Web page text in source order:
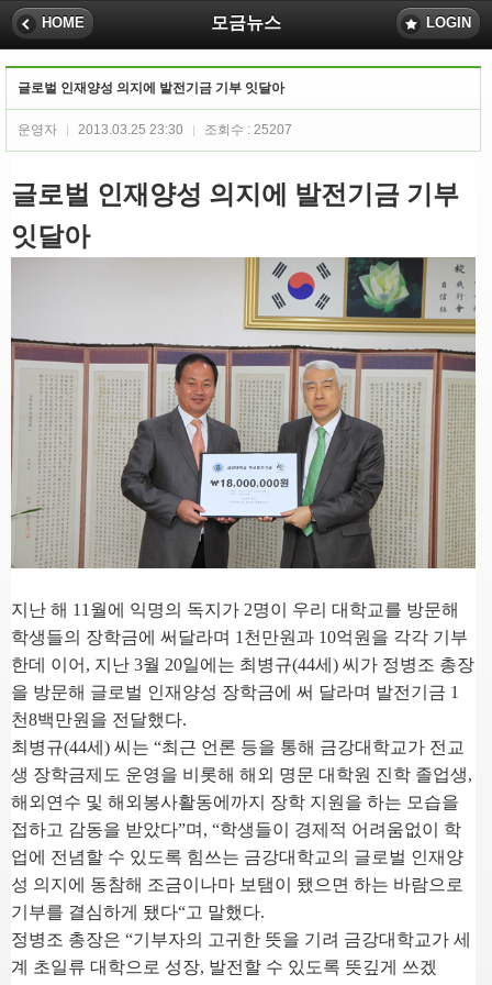
HOME 모금뉴스 LOGIN
글로벌 인재양성 의지에 발전기금 기부 잇달아
운영자 2013.03.25 23:30 조회수 : 25207
글로벌 인재양성 의지에 발전기금 기부
잇달아
지난 해 11 월에 익명의 독지가 2명이 우리 대학교를 방문해
학생들의 장학금에 써달라며 1 천만원과 10억원을 각각 기부
한데 이어 , 지난 3월 20일에는 최병규(44세 ) 씨가 정병조 총장
을 방문해 글로벌 인재양성 장학금에 써 달라며 발전기금 1
천8백만원을 전달했다.
최병규(44세 ) 씨는 “최근 언론 등을 통해 금강대학교가 전교
생 장학금제도 운영을 비롯해 해외 명문 대학원 진학 졸업생,
해외연수 및 해외봉사활동에까지 장학 지원을 하는 모습을
접하고 감동을 받았다”며 , “학생들이 경제적 어려움없이 학
업에 전념할 수 있도록 힘쓰는 금강대학교의 글로벌 인재양
성 의지에 동참해 조금이나마 보탬이 됐으면 하는 바람으로
기부를 결심하게 됐다“고 말했다.
정병조 총장은 “기부자의 고귀한 뜻을 기려 금강대학교가 세
계 초일류 대학으로 성장, 발전할 수 있도록 뜻깊게 쓰겠